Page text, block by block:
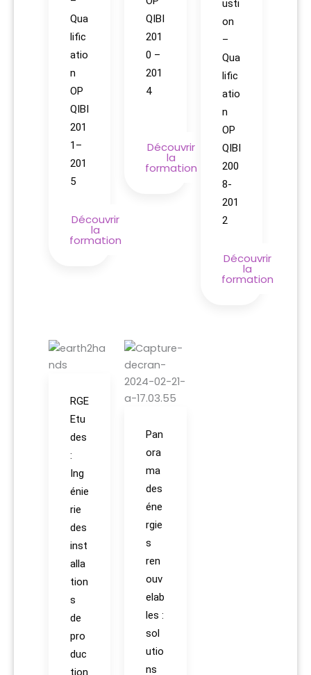
Qua
lific
atio
n
OP
QIBI
201
1–
201
5
Découvrir
la
formation
QIBI
201
0 –
201
4
Découvrir
la
formation
usti
on
–
Qua
lific
atio
n
OP
QIBI
200
8-
201
2
Découvrir
la
formation
RGE
Etu
des
:
Ing
énie
rie
des
inst
alla
tion
s
de
pro
duc
tion
Pan
ora
ma
des
éne
rgie
s
ren
ouv
elab
les :
sol
utio
ns